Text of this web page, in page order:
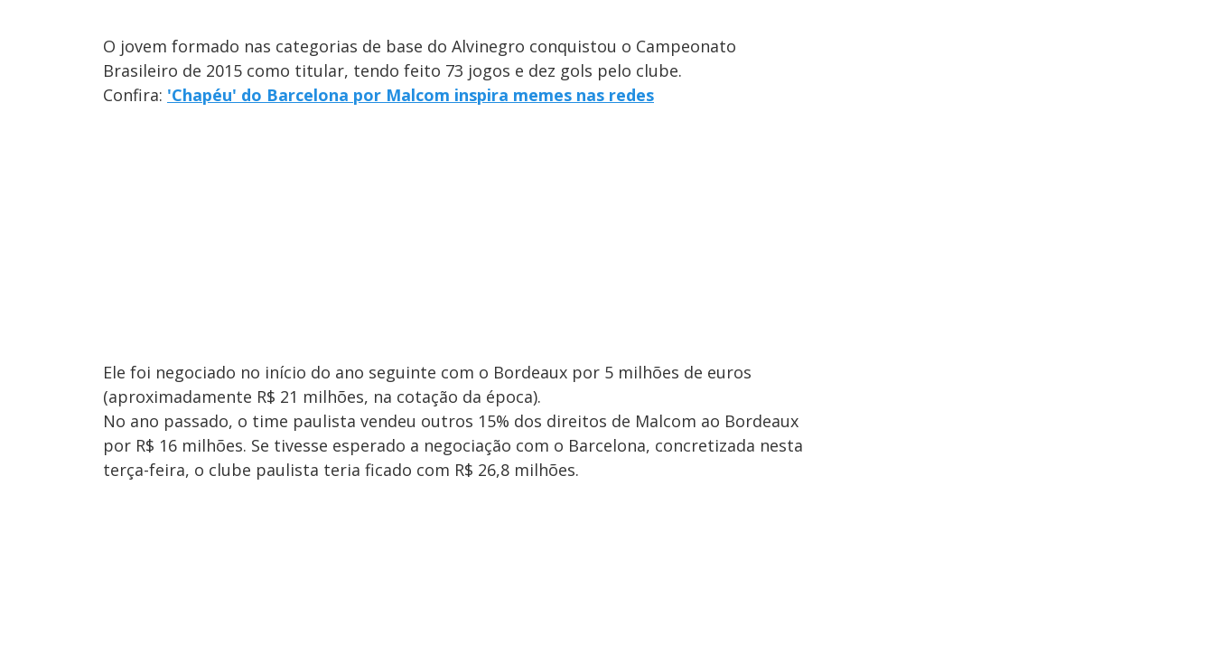
O jovem formado nas categorias de base do Alvinegro conquistou o Campeonato
Brasileiro de 2015 como titular, tendo feito 73 jogos e dez gols pelo clube.
Confira: 'Chapéu' do Barcelona por Malcom inspira memes nas redes
Ele foi negociado no início do ano seguinte com o Bordeaux por 5 milhões de euros
(aproximadamente R$ 21 milhões, na cotação da época).
No ano passado, o time paulista vendeu outros 15% dos direitos de Malcom ao Bordeaux
por R$ 16 milhões. Se tivesse esperado a negociação com o Barcelona, concretizada nesta
terça-feira, o clube paulista teria ficado com R$ 26,8 milhões.